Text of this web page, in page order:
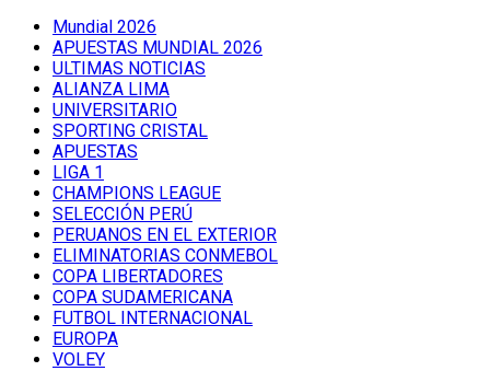
Mundial 2026
APUESTAS MUNDIAL 2026
ULTIMAS NOTICIAS
ALIANZA LIMA
UNIVERSITARIO
SPORTING CRISTAL
APUESTAS
LIGA 1
CHAMPIONS LEAGUE
SELECCIÓN PERÚ
PERUANOS EN EL EXTERIOR
ELIMINATORIAS CONMEBOL
COPA LIBERTADORES
COPA SUDAMERICANA
FUTBOL INTERNACIONAL
EUROPA
VOLEY